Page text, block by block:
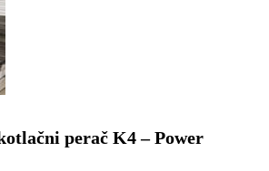
perač K4 – Power